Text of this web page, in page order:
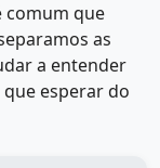
comum que
as
a entender
esperar do